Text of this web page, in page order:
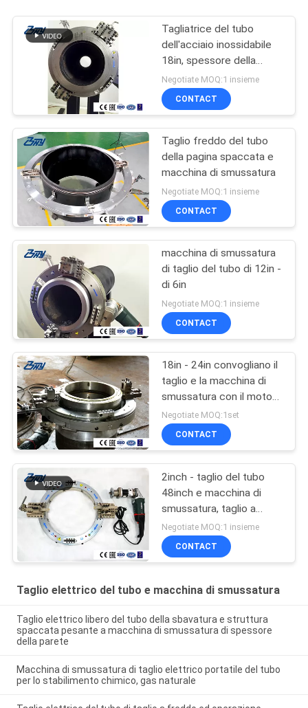
Tagliatrice del tubo
dell'acciaio inossidabile
18in, spessore della
parete di 30mm, taglio &
smussare
Negotiate MOQ:1 insieme
CONTACT
Taglio freddo del tubo
della pagina spaccata e
macchina di smussatura
Negotiate MOQ:1 insieme
CONTACT
macchina di smussatura
di taglio del tubo di 12in -
di 6in
Negotiate MOQ:1 insieme
CONTACT
18in - 24in convogliano il
taglio e la macchina di
smussatura con il motore
elettrico
Negotiate MOQ:1set
CONTACT
2inch - taglio del tubo
48inch e macchina di
smussatura, taglio a
freddo, 2 al taglio del
tubo 48inches, 2 alla
smussatura del tubo
Negotiate MOQ:1 insieme
CONTACT
Taglio elettrico del tubo e macchina di smussatura
Taglio elettrico libero del tubo della sbavatura e struttura
spaccata pesante a macchina di smussatura di spessore
della parete
Macchina di smussatura di taglio elettrico portatile del tubo
per lo stabilimento chimico, gas naturale